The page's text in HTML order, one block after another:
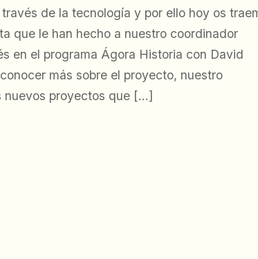
de la tecnología y por ello hoy os
que le han hecho a nuestro coordinador
en el programa Ágora Historia con David
más sobre el proyecto, nuestro
nuevos proyectos que […]